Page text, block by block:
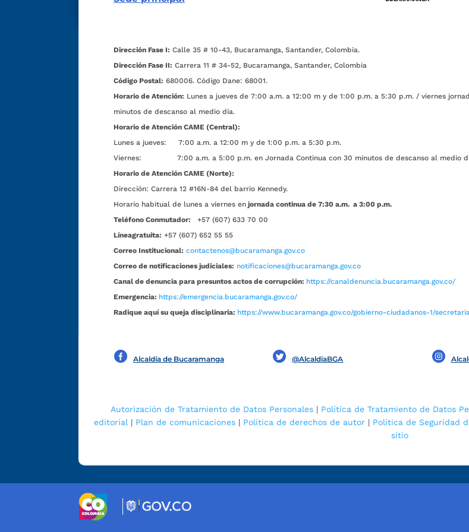
Dirección Fase I: Calle 35 # 10-43, Bucaramanga, Santander, Colombia.
Dirección Fase II: Carrera 11 # 34-52, Bucaramanga, Santander, Colombia
Código Postal: 680006. Código Dane: 68001.
Horario de Atención: Lunes a jueves de 7:00 a.m. a 12:00 m y de 1:00 p.m. a 5:30 p.m. / viernes
minutos de descanso al medio día.
Horario de Atención CAME (Central):
Lunes a jueves: 7:00 a.m. a 12:00 m y de 1:00 p.m. a 5:30 p.m.
Viernes: 7:00 a.m. a 5:00 p.m. en Jornada Continua con 30 minutos de descanso al medio
Horario de Atención CAME (Norte):
Dirección: Carrera 12 #16N-84 del barrio Kennedy.
Horario habitual de lunes a viernes en jornada continua de 7:30 a.m. a 3:00 p.m.
Teléfono Conmutador:
+57 (607) 633 70 00
Líneagratuita: +57 (607) 652 55 55
Correo Institucional: contactenos@bucaramanga.gov.co
Correo de notificaciones judiciales: notificaciones@bucaramanga.gov.co
Canal de denuncia para presuntos actos de corrupción: https://canaldenuncia.bucaramanga.gov.co/
Emergencia: https://emergencia.bucaramanga.gov.co/
Radique aquí su queja disciplinaria: https://www.bucaramanga.gov.co/gobierno-ciudadanos-1/
Alcaldía de Bucaramanga @AlcaldíaBGA
Autorización de Tratamiento de Datos Personales | Política de Tratamiento de Datos
editorial | Plan de comunicaciones | Política de derechos de autor | Política de Seguridad
sitio